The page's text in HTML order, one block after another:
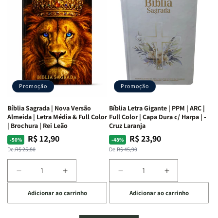
Mulheres
da
Bíblia
Isabelle
S.
Alves
Mulheres
da
Bíblia
|
Isabelle
S.
Alves
Livro
por
Livro
um
panorama
completo
dos
66
da
Bíblia
Equipe
teológica
Penkal
Livro
-
um
panorama
completo
dos
da
Bíblia
Penkal
Promoção
Bíblia Sagrada | Nova Versão
Almeida | Letra Média & Full Color
| Brochura | Rei Leão
-50%
Preço
normal
De:R$ 25,80
Preço
promocional
R$ 12,90
Diminuir
a
quantidade
de
Aumentar
a
quantidade
de
Bíblia
Adicionar ao carrinho
Promoção
Bíblia Letra Gigante | PPM | ARC |
Full Color | Capa Dura c/ Harpa | -
Cruz Laranja
-48%
Preço
normal
De:R$ 45,90
Preço
promocional
R$ 23,90
Diminuir
a
quantidade
de
Bíblia
Aumentar
a
quantidade
de
Adicionar ao carrinho